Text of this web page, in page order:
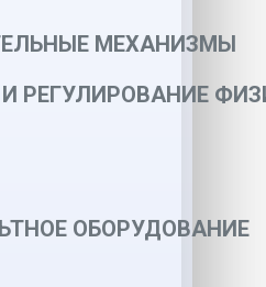
МЕХАНИЗМЫ
РЕГУЛИРОВАНИЕ
ОБОРУДОВАНИЕ